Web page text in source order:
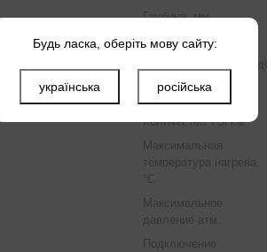
Глубина, мм
Ширина, мм
Время нагрева от 15 до
65 °С, вертикально /
горизонтально
Количество ТЭНов
Максимальная
температура нагрева,
°С
Максимальное
давление атм.
Подключение
Будь ласка, оберіть мову сайту:
українська російська